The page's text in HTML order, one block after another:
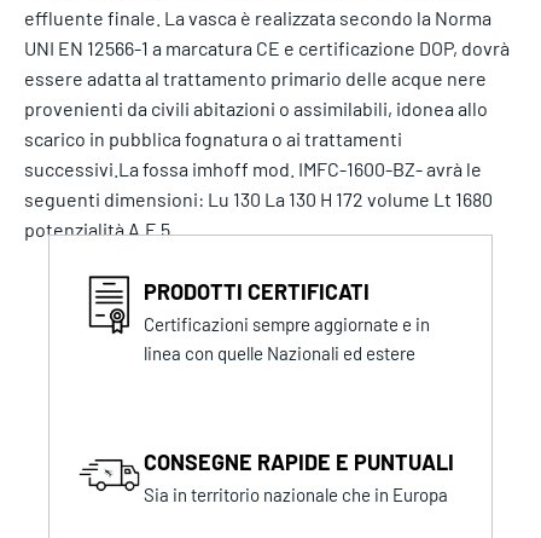
effluente finale. La vasca è realizzata secondo la Norma
UNI EN 12566-1 a marcatura CE e certificazione DOP, dovrà
essere adatta al trattamento primario delle acque nere
provenienti da civili abitazioni o assimilabili, idonea allo
scarico in pubblica fognatura o ai trattamenti
successivi.La fossa imhoff mod. IMFC-1600-BZ- avrà le
seguenti dimensioni: Lu 130 La 130 H 172 volume Lt 1680
potenzialità A.E 5
PRODOTTI CERTIFICATI
Certificazioni sempre aggiornate e in
linea con quelle Nazionali ed estere
CONSEGNE RAPIDE E PUNTUALI
Sia in territorio nazionale che in Europa